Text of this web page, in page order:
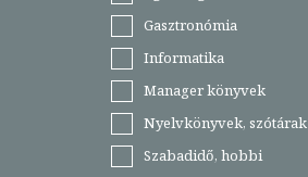
Gasztronómia
Informatika
Manager könyvek
Nyelvkönyvek, szótárak
Szabadidő, hobbi